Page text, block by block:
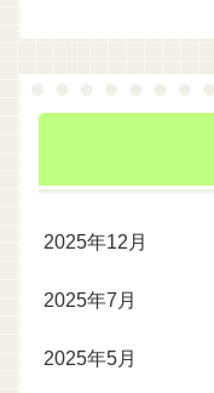
2025年12月
2025年7月
2025年5月